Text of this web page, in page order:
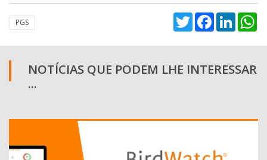
PGS TwitterFacebook
NOTÍCIAS QUE PODEM LHE INTERESSAR
...